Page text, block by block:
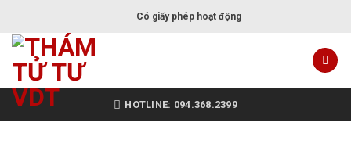
Có giấy phép hoạt động
HOTLINE: 094.368.2399